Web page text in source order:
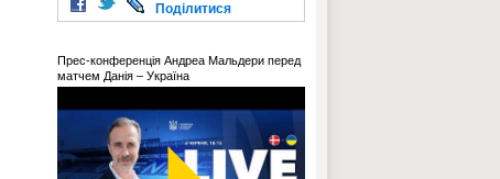
Поділитися
Прес-конференція Андреа Мальдери перед
матчем Данія – Україна